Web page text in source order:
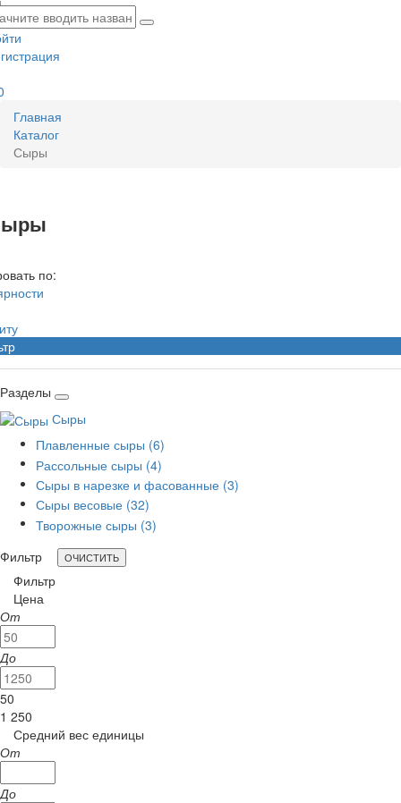
Главная
Каталог
Сыры
по:
Разделы
Сыры
Плавленные сыры (6)
Рассольные сыры (4)
Сыры в нарезке и фасованные (3)
Сыры весовые (32)
Творожные сыры (3)
Фильтр
Фильтр
Цена
От
До
50
1 250
Средний вес единицы
От
До